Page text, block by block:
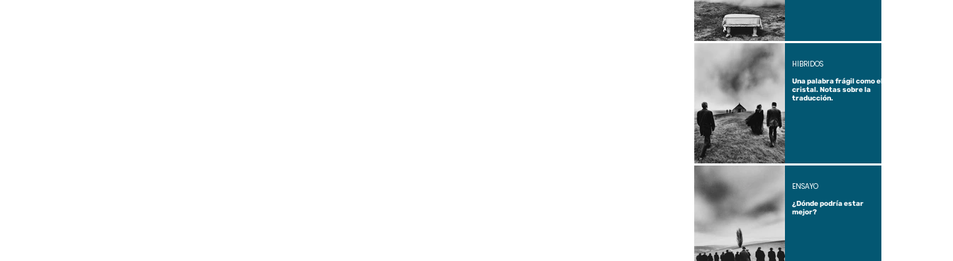
Una palabra frágil como el
cristal. Notas sobre la
traducción.
HÍBRIDOS
¿Dónde podría estar
mejor?
ENSAYO